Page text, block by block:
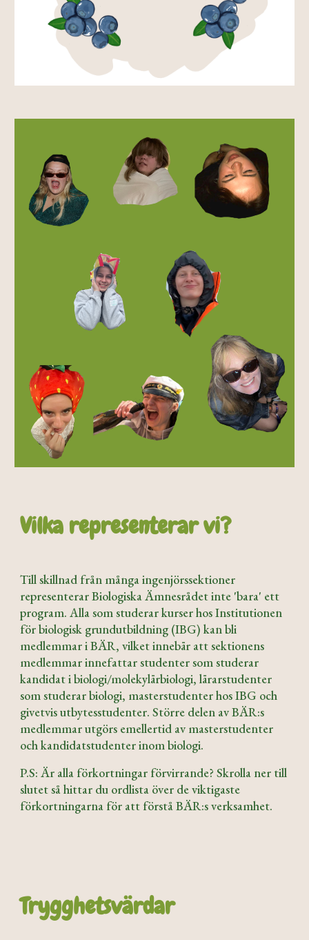
Vilkarepresenterar vi?
Till skillnad från många ingenjörssektioner
representerar Biologiska Ämnesrådet inte 'bara' ett
program. Alla som studerar kurser hos Institutionen
för biologisk grundutbildning (IBG) kan bli
medlemmar i BÄR, vilket innebär att sektionens
medlemmar innefattar studenter som studerar
kandidat i biologi/molekylärbiologi, lärarstudenter
som studerar biologi, masterstudenter hos IBG och
givetvis utbytesstudenter. Större delen av BÄR:s
medlemmar utgörs emellertid av masterstudenter
och kandidatstudenter inom biologi.
P.S: Är alla förkortningar förvirrande? Skrolla ner till
slutet så hittar du ordlista över de viktigaste
förkortningarna för att förstå BÄR:s verksamhet.
Trygghetsvärdar